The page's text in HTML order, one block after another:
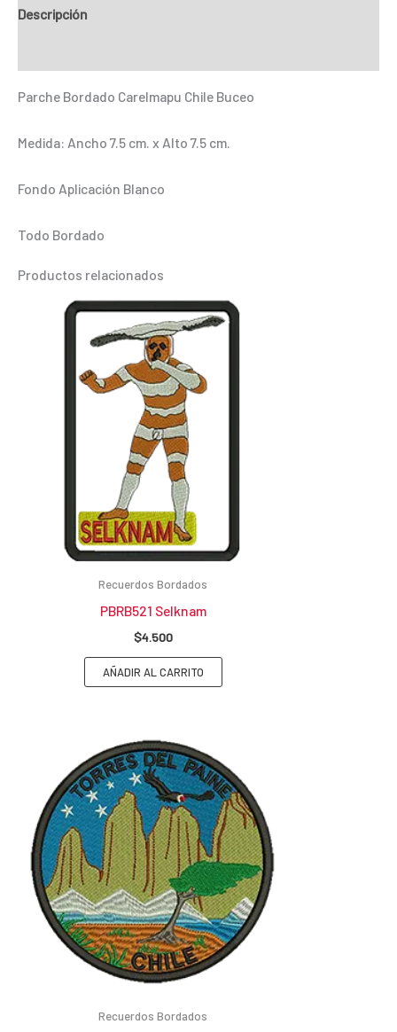
Chile
Descripción
Parche Bordado Carelmapu Chile Buceo
Medida: Ancho 7.5 cm. x Alto 7.5 cm.
Fondo Aplicación Blanco
Todo Bordado
Productos relacionados
Recuerdos Bordados
PBRB521 Selknam
$4.500
AÑADIR AL CARRITO
Recuerdos Bordados